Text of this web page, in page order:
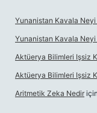
Yunanistan Kavala
Yunanistan Kavala
Aktüerya Bilimleri Işsiz
Aktüerya Bilimleri Işsiz
Aritmetik Zeka Nedir için